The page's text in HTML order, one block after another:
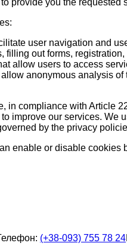
provide you the
user navigation and
filling out forms,
allow users to access
anonymous analysis
in compliance with Article
improve our services.
by the privacy
enable or disable cookies
(+38-093) 755 78 24